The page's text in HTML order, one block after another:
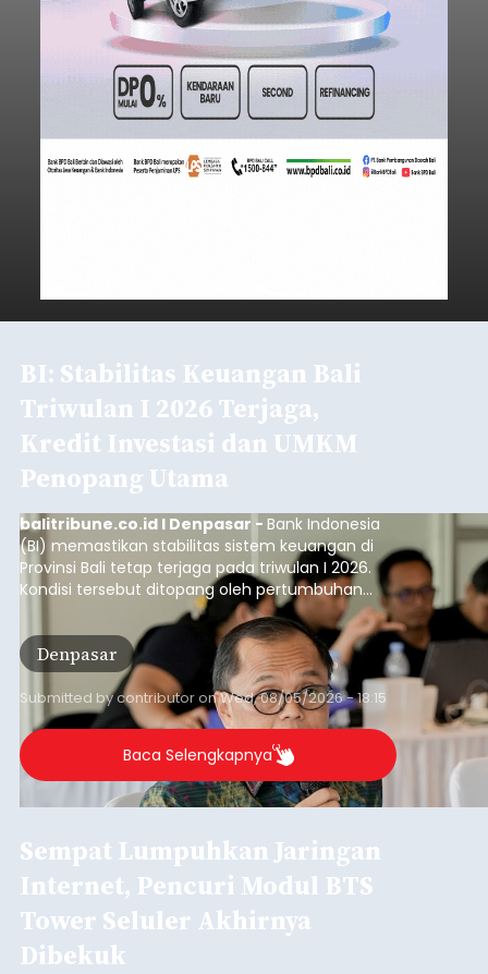
BI: Stabilitas Keuangan Bali
Triwulan I 2026 Terjaga,
Kredit Investasi dan UMKM
Penopang Utama
balitribune.co.id I Denpasar - Bank Indonesia
(BI) memastikan stabilitas sistem keuangan di
Provinsi Bali tetap terjaga pada triwulan I 2026.
Kondisi tersebut ditopang oleh pertumbuhan
penyaluran kredit yang masih positif, terutama
pada sektor-sektor utama penggerak ekonomi
daerah, dengan risiko kredit yang tetap
terkendali.
Denpasar
Submitted bycontributoronWed, 08/05/2026 - 18:15
Baca Selengkapnya
Sempat Lumpuhkan Jaringan
Internet, Pencuri Modul BTS
Tower Seluler Akhirnya
Dibekuk